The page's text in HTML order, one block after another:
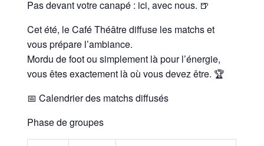
Pas devant votre canapé : ici, avec nous. 🍺
Cet été, le Café Théâtre diffuse les matchs et
vous prépare l’ambiance.
Mordu de foot ou simplement là pour l’énergie,
vous êtes exactement là où vous devez être. 🏆
📅 Calendrier des matchs diffusés
Phase de groupes